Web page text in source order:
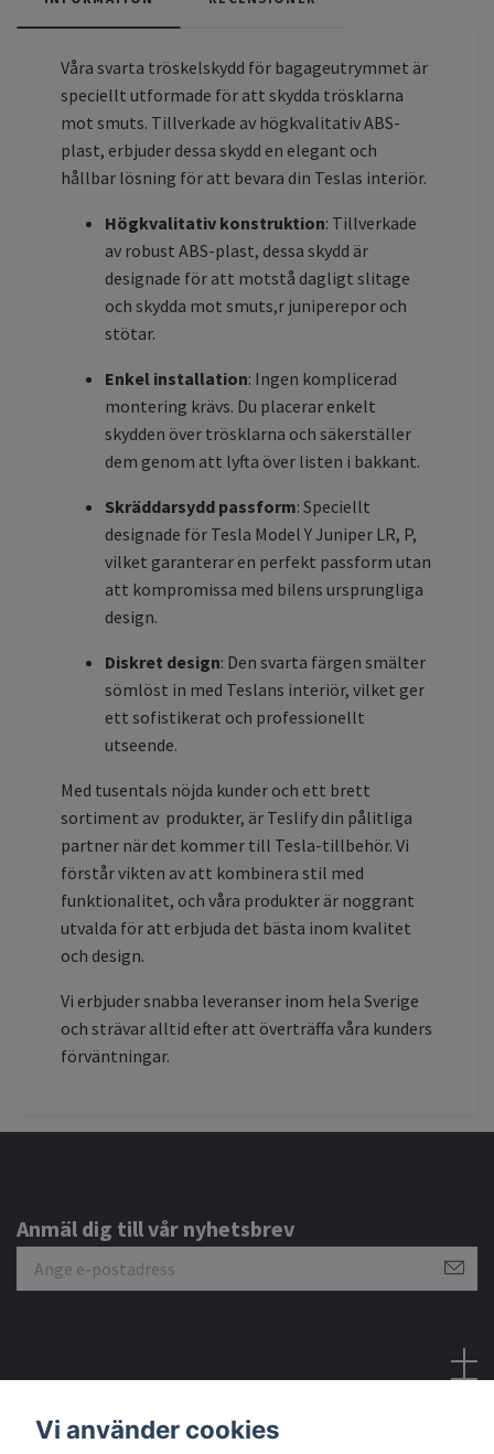
Våra svarta tröskelskydd för bagageutrymmet är
speciellt utformade för att skydda trösklarna
mot smuts. Tillverkade av högkvalitativ ABS-
plast, erbjuder dessa skydd en elegant och
hållbar lösning för att bevara din Teslas interiör.
Högkvalitativ konstruktion: Tillverkade
av robust ABS-plast, dessa skydd är
designade för att motstå dagligt slitage
och skydda mot smuts,r juniperepor och
stötar.
Enkel installation: Ingen komplicerad
montering krävs. Du placerar enkelt
skydden över trösklarna och säkerställer
dem genom att lyfta över listen i bakkant.
Skräddarsydd passform: Speciellt
designade för Tesla Model Y Juniper LR, P,
vilket garanterar en perfekt passform utan
att kompromissa med bilens ursprungliga
design.
Diskret design: Den svarta färgen smälter
sömlöst in med Teslans interiör, vilket ger
ett sofistikerat och professionellt
utseende.
Med tusentals nöjda kunder och ett brett
sortiment av produkter, är Teslify din pålitliga
partner när det kommer till Tesla-tillbehör. Vi
förstår vikten av att kombinera stil med
funktionalitet, och våra produkter är noggrant
utvalda för att erbjuda det bästa inom kvalitet
och design.
Vi erbjuder snabba leveranser inom hela Sverige
och strävar alltid efter att överträffa våra kunders
förväntningar.
Anmäl dig till vår nyhetsbrev
Vi använder cookies